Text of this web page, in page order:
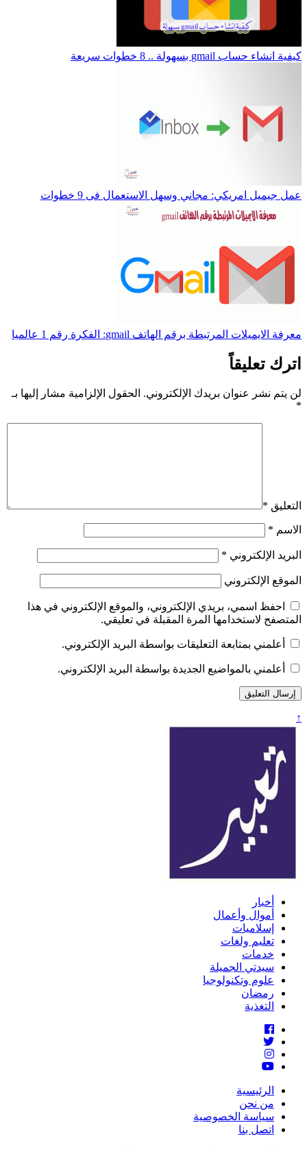
كيفية انشاء حساب gmail بسهولة .. 8 خطوات سريعة
عمل جيميل امريكي: مجاني وسهل الاستعمال فى 9 خطوات
معرفة الايميلات المرتبطة برقم الهاتف gmail: الفكرة رقم 1 عالميا
اترك تعليقاً
لن يتم نشر عنوان بريدك الإلكتروني. الحقول الإلزامية مشار إليها بـ
*
التعليق *
الاسم *
البريد الإلكتروني *
الموقع الإلكتروني
احفظ اسمي، بريدي الإلكتروني، والموقع الإلكتروني في هذا
المتصفح لاستخدامها المرة المقبلة في تعليقي.
أعلمني بمتابعة التعليقات بواسطة البريد الإلكتروني.
أعلمني بالمواضيع الجديدة بواسطة البريد الإلكتروني.
↑
أخبار
أموال وأعمال
إسلاميات
تعليم ولغات
خدمات
سيدتي الجميلة
علوم وتكنولوجيا
رمضان
التغذية
الرئيسية
من نحن
سياسة الخصوصية
اتصل بنا